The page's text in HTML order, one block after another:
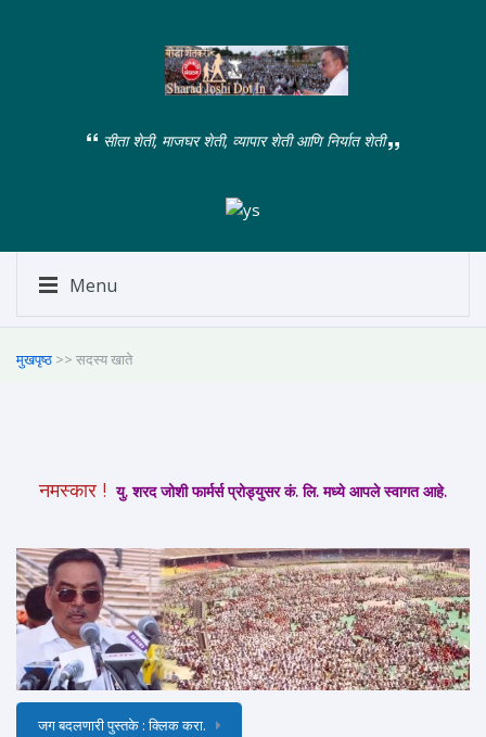
सीता शेती, माजघर शेती, व्यापार शेती आणि निर्यात शेती
Menu
मुखपृष्ठ >> सदस्य खाते
नमस्कार ! यु. शरद जोशी फार्मर्स प्रोड्युसर कं. लि. मध्ये आपले स्वागत आहे.
जग बदलणारी पुस्तके : क्लिक करा.